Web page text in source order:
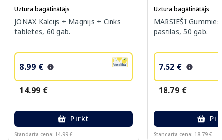
Uztura bagātinātājs
JONAX Kalcijs + Magnijs + Cinks
tabletes, 60 gab.
8.99 €
14.99 €
Pirkt
Standarta cena: 14.99 €
Uztura bagātinātājs
MARSIEŠI
pastilas, 50 gab.
7.52 €
18.79 €
Standarta cena: 18.79 €